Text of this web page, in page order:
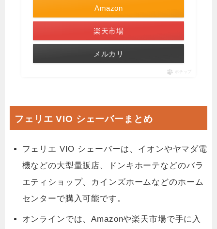
Amazon
楽天市場
メルカリ
ポチップ
フェリエ VIO シェーバーまとめ
フェリエ VIO シェーバーは、イオンやヤマダ電
機などの大型量販店、ドンキホーテなどのバラ
エティショップ、カインズホームなどのホーム
センターで購入可能です。
オンラインでは、Amazonや楽天市場で手に入